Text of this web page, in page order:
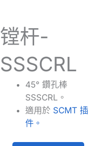
镗杆-
SSSCRL
45° 鑽孔棒
SSSCRL。
適用於 SCMT 插
件。